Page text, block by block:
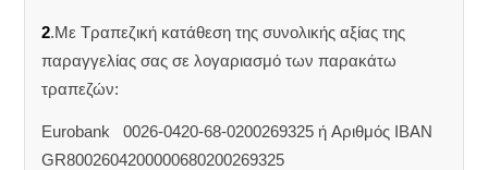
2.Με Τραπεζική κατάθεση της συνολικής αξίας της
παραγγελίας σας σε λογαριασμό των παρακάτω
τραπεζών:
Eurobank 0026-0420-68-0200269325 ή Aριθμός IBAN
GR8002604200000680200269325